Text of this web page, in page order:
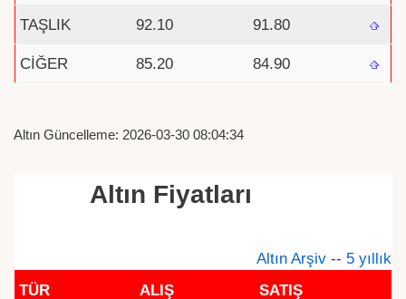
TAŞLIK 92.10 91.80
CİĞER 85.20 84.90
Altın Güncelleme: 2026-03-30 08:04:34
Altın Fiyatları
Altın Arşiv -- 5 yıllık
TÜR
ALIŞ SATIŞ